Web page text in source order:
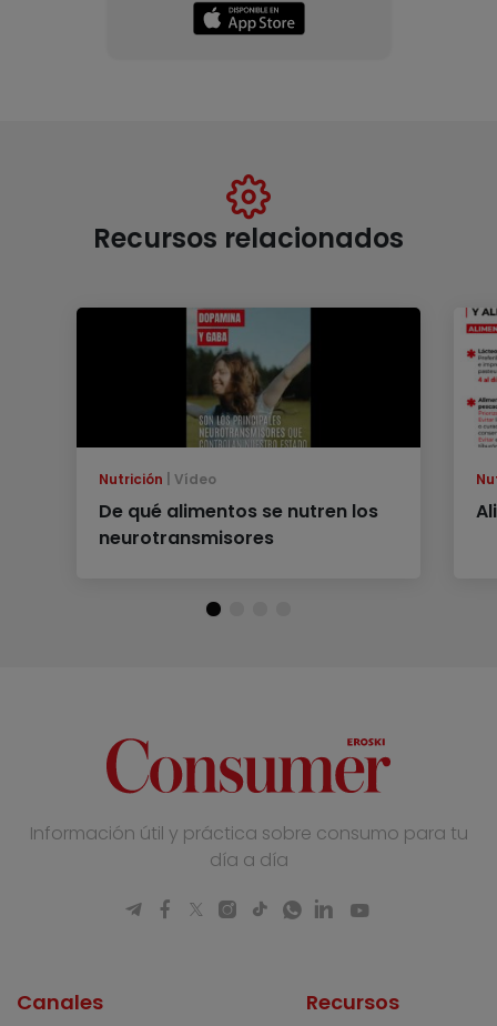
Recursos relacionados
Nutrición Vídeo
De qué alimentos se nutren los
neurotransmisores
Información útil y práctica sobre consumo para tu
día a día
Canales Recursos